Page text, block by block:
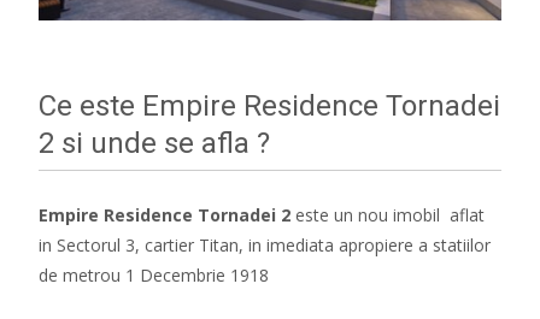
Ce este Empire Residence Tornadei
2 si unde se afla ?
Empire Residence Tornadei 2 este un nou imobil aflat
in Sectorul 3, cartier Titan, in imediata apropiere a statiilor
de metrou 1 Decembrie 1918